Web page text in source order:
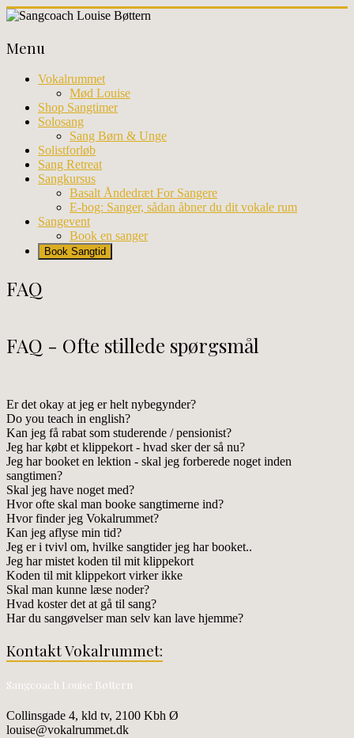
Skip
content
Louise
Bøttern
Professionel
sangundervisning
workhops
København
Menu
Vokalrummet
Mød Louise
Shop Sangtimer
Solosang
Sang Børn & Unge
Solistforløb
Sang Retreat
Sangkursus
Basalt Åndedræt For Sangere
E-bog: Sanger, sådan åbner du dit vokale rum
Sangevent
Book en sanger
Book Sangtid
FAQ
FAQ - Ofte stillede spørgsmål
Er det okay at jeg er helt nybegynder?
Do you teach in english?
Kan jeg få rabat som studerende / pensionist?
Jeg har købt et klippekort - hvad sker der så nu?
Jeg har booket en lektion - skal jeg forberede noget inden
sangtimen?
Skal jeg have noget med?
Hvor ofte skal man booke sangtimerne ind?
Hvor finder jeg Vokalrummet?
Kan jeg aflyse min tid?
Jeg er i tvivl om, hvilke sangtider jeg har booket..
Jeg har mistet koden til mit klippekort
Koden til mit klippekort virker ikke
Skal man kunne læse noder?
Hvad koster det at gå til sang?
Har du sangøvelser man selv kan lave hjemme?
Kontakt Vokalrummet:
Sangcoach Louise Bøttern
Collinsgade 4, kld tv, 2100 Kbh Ø
louise@vokalrummet.dk